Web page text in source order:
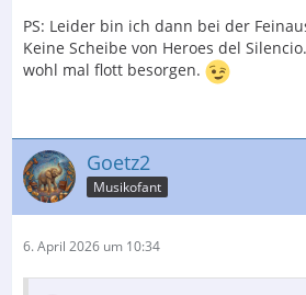
PS: Leider bin ich dann bei der
Keine Scheibe von Heroes del
wohl mal flott besorgen.
Goetz2
Musikofant
6. April 2026 um 10:34